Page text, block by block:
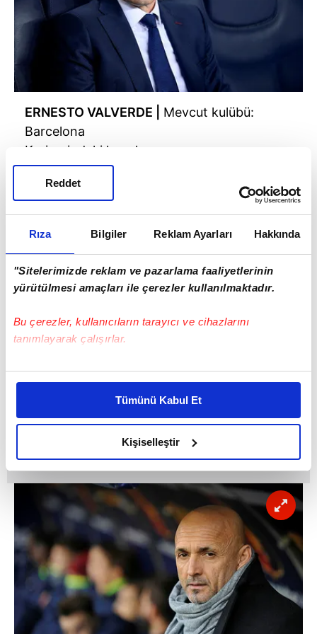
Rıza Bilgiler Reklam Ayarları Hakkında
"Sitelerimizde reklam ve pazarlama faaliyetlerinin
yürütülmesi amaçları ile çerezler kullanılmaktadır.
Bu çerezler, kullanıcıların tarayıcı ve cihazlarını
tanımlayarak çalışırlar.
Bu çerezlere izin vermeniz halinde sizlere özel
daha iyi reklam deneyimi yaşatabiliriz. Bunu yaparken
amacımızın size daha iyi bir reklam deneyimi sunmak
olduğunu ve sizlere en iyi içerikleri sunabilmek adına
elimizden gelen çabayı gösterdiğimizi ve bu noktada,
reklamların maliyetlerimizi karşılamak noktasında tek gelir
kalemimiz olduğunu sizlere hatırlatmak isteriz.
Her halükârda, kullanıcılar, bu çerezlere izin vermedikleri
takdirde, kullanıcılara hedefli reklamlar
gösterilmeyecektir."
Sizlere daha iyi bir hizmet sunabilmek için İnternet
Sitemizde kendimize ve üçüncü kişilere ait çerezler
kullanılmaktadır. Bu çerezler vasıtasıyla çeşitli kişisel
Tümünü Kabul Et
Kişiselleştir
Reddet
ERNESTO VALVERDE |
Mevcut kulübü:
Barcelona
Kariyerindeki kupalar:
La Liga: 1
İspanya Kupası: 1
Yunanistan Ligi: 3
Toplam: 7